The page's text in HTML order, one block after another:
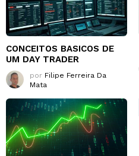
CONCEITOS BASICOS DE
UM DAY TRADER
por Filipe Ferreira Da
Mata